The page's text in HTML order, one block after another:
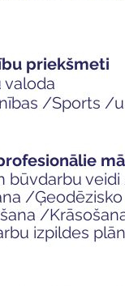
priekšmeti
/Sports /
būvdarbu
/
/
izpildes